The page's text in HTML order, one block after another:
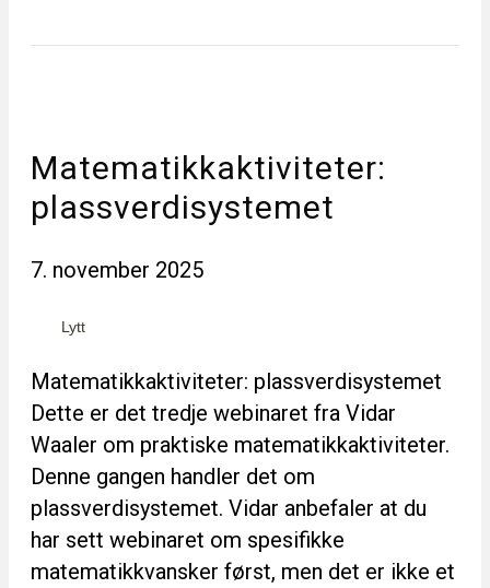
Matematikkaktiviteter:
plassverdisystemet
7. november 2025
Lytt
Matematikkaktiviteter: plassverdisystemet
Dette er det tredje webinaret fra Vidar
Waaler om praktiske matematikkaktiviteter.
Denne gangen handler det om
plassverdisystemet. Vidar anbefaler at du
har sett webinaret om spesifikke
matematikkvansker først, men det er ikke et